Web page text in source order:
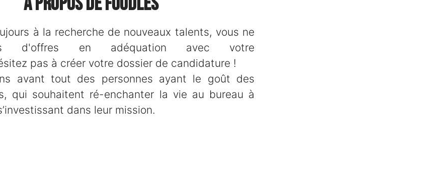
à la recherche de nouveaux talents, vous ne
d'offres en adéquation avec votre
pas à créer votre dossier de candidature !
avant tout des personnes ayant le goût des
qui souhaitent ré-enchanter la vie au bureau à
dans leur mission.